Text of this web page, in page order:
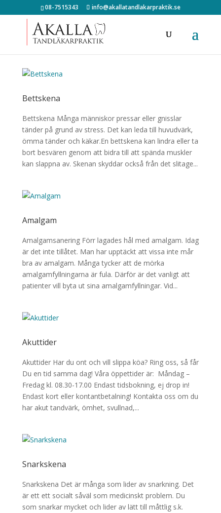
08-7515343 info@akallatandlakarpraktik.se
Bettskena
Bettskena Många människor pressar eller gnisslar
tänder på grund av stress. Det kan leda till huvudvärk,
ömma tänder och käkar.En bettskena kan lindra eller ta
bort besvären genom att bidra till att spända muskler
kan slappna av. Skenan skyddar också från det slitage...
Amalgam
Amalgamsanering Förr lagades hål med amalgam. Idag
är det inte tillåtet. Man har upptäckt att vissa inte mår
bra av amalgam. Många tycker att de mörka
amalgamfyllningarna är fula. Därför är det vanligt att
patienter vill byta ut sina amalgamfyllningar. Vid...
Akuttider
Akuttider Har du ont och vill slippa köa? Ring oss, så får
Du en tid samma dag! Våra öppettider är: Måndag –
Fredag kl. 08.30-17.00 Endast tidsbokning, ej drop in!
Endast kort eller kontantbetalning! Kontakta oss om du
har akut tandvärk, ömhet, svullnad,...
Snarkskena
Snarkskena Det är många som lider av snarkning. Det
är ett ett socialt såväl som medicinskt problem. Du
som snarkar mycket och lider av lätt till måttlig s.k.